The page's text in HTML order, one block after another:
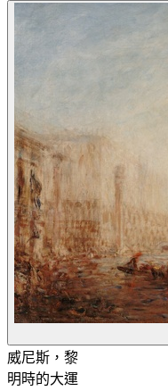
威尼斯，黎
明時的大運